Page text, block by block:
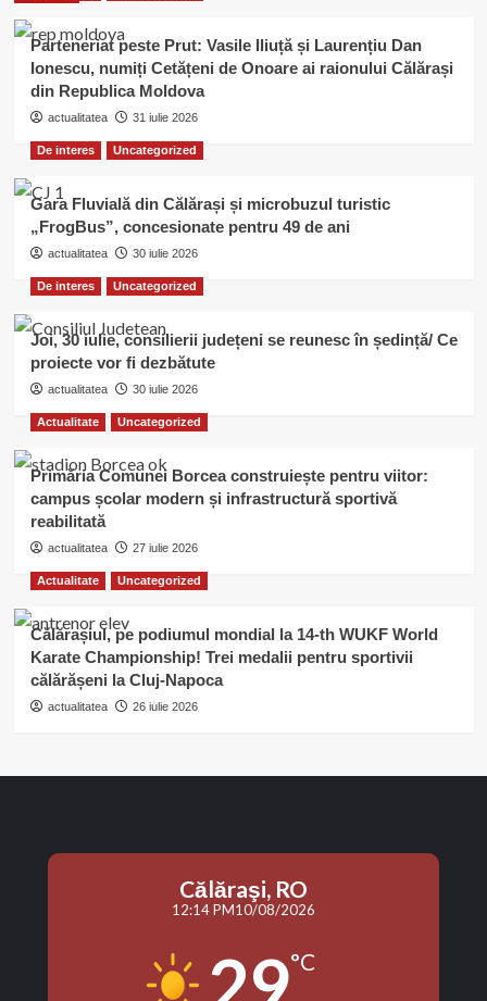
Parteneriat peste Prut: Vasile Iliuță și Laurențiu Dan
Ionescu, numiți Cetățeni de Onoare ai raionului Călărași
din Republica Moldova
actualitatea 31 iulie 2026
De interes Uncategorized
Gara Fluvială din Călărași și microbuzul turistic
„FrogBus”, concesionate pentru 49 de ani
actualitatea 30 iulie 2026
De interes Uncategorized
Joi, 30 iulie, consilierii județeni se reunesc în ședință/ Ce
proiecte vor fi dezbătute
actualitatea 30 iulie 2026
Actualitate Uncategorized
Primăria Comunei Borcea construiește pentru viitor:
campus școlar modern și infrastructură sportivă
reabilitată
actualitatea 27 iulie 2026
Actualitate Uncategorized
Călărașiul, pe podiumul mondial la 14-th WUKF World
Karate Championship! Trei medalii pentru sportivii
călărășeni la Cluj-Napoca
actualitatea 26 iulie 2026
Călăraşi, RO
12:14 PM10/08/2026
°C